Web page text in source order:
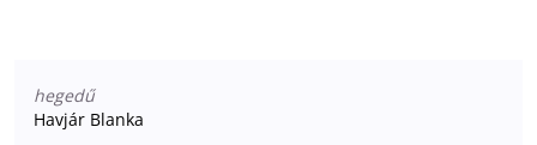
hegedű
Havjár Blanka